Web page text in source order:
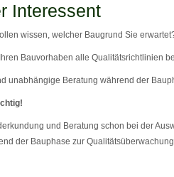
Interessent
wissen, welcher Baugrund Sie
Bauvorhaben alle Qualitätsrichtlinien
unabhängige Beratung während der
und Beratung schon bei der
der Bauphase zur